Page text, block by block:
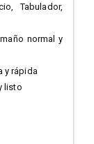
Tabulador,
normal y
y rápida
listo